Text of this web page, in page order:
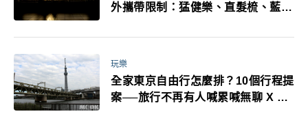
外攜帶限制：猛健樂、直髮梳、藍牙
萬！注意事項一次看！
玩樂
全家東京自由行怎麼排？10個行程提
案──旅行不再有人喊累喊無聊 X 爸